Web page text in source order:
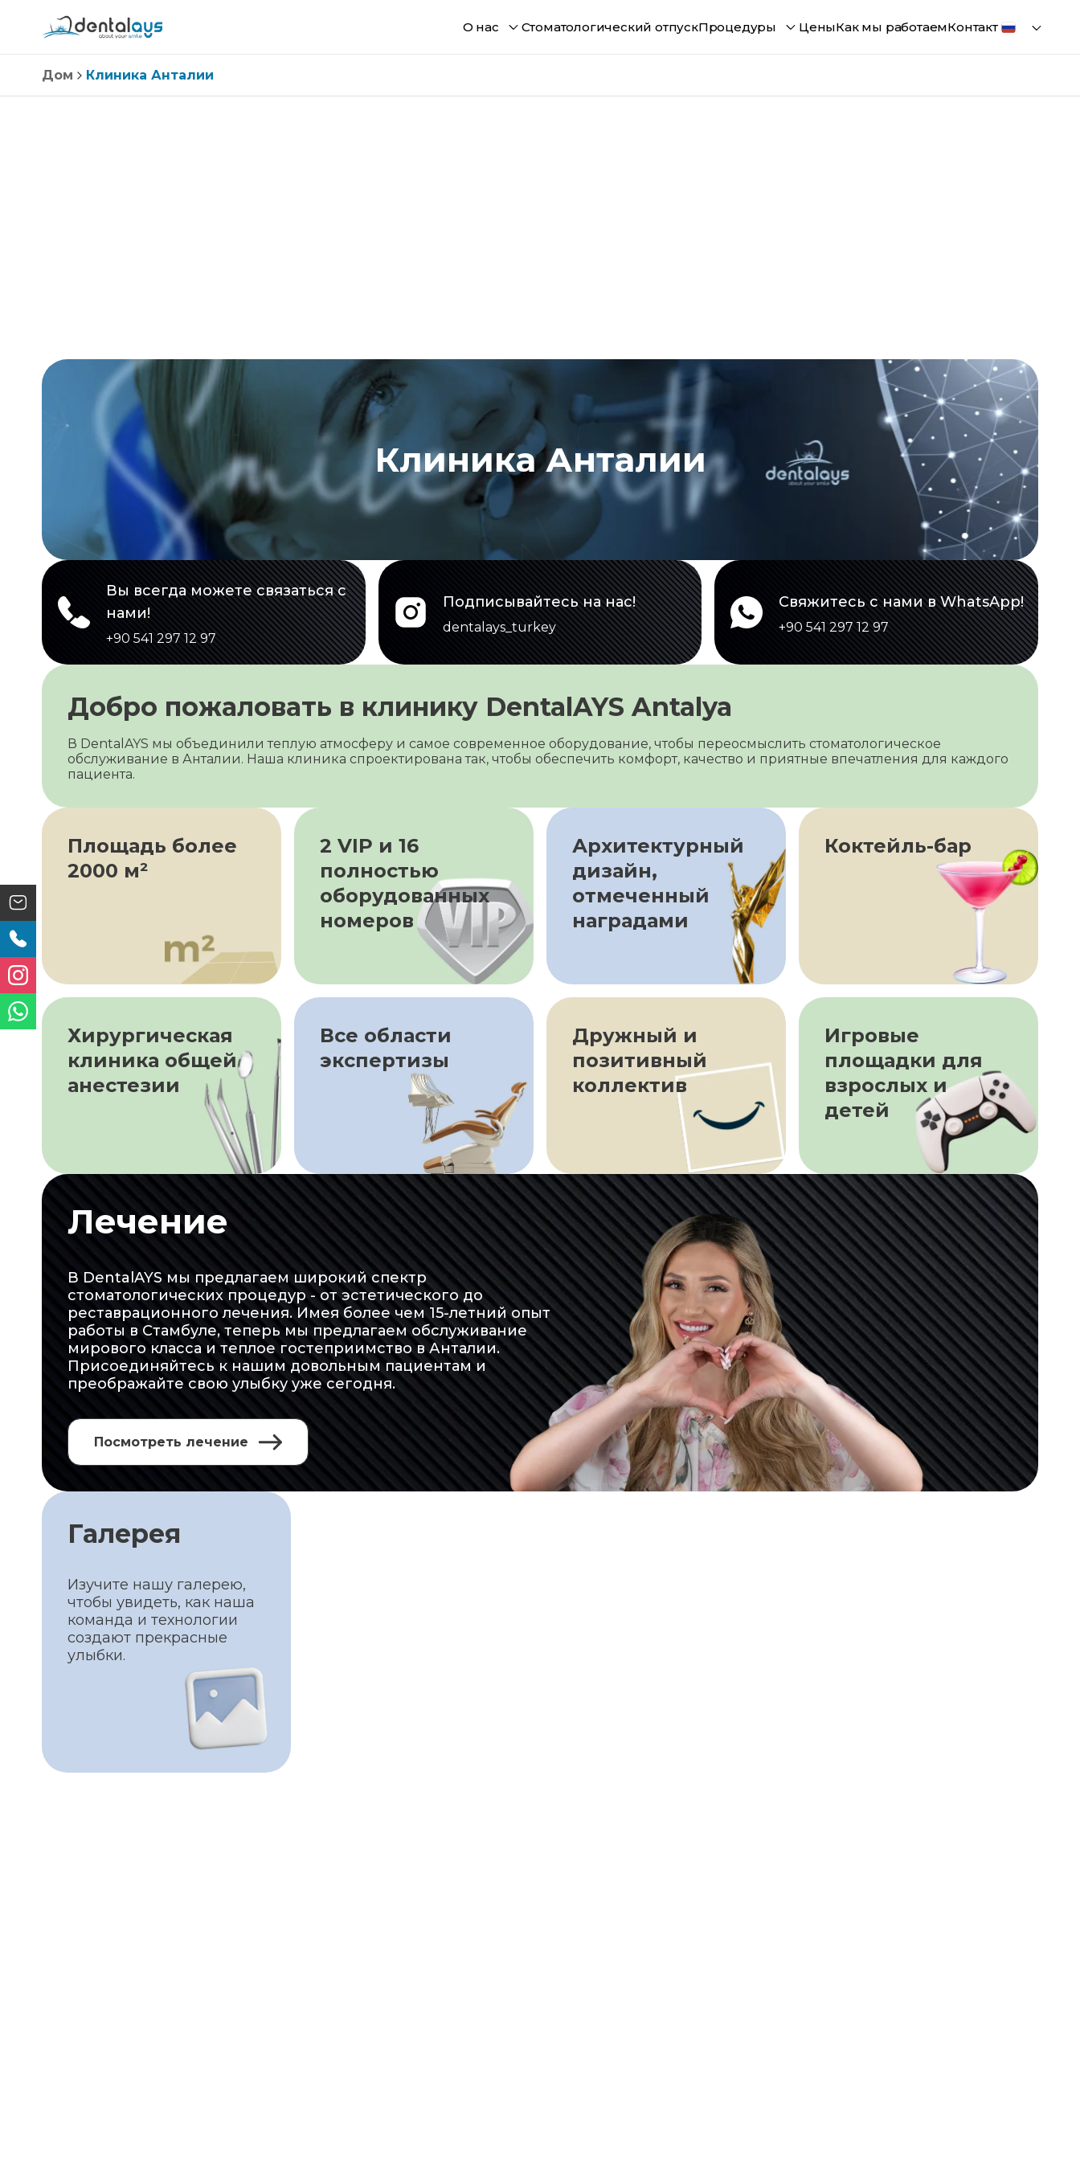
О нас Стоматологический отпускПроцедуры ЦеныКак мы работаемКонтакт
Дом Клиника Анталии
Клиника Анталии
Вы всегда можете связаться с
нами!
+90 541 297 12 97
Подписывайтесь на нас!
dentalays_turkey
Свяжитесь с нами в WhatsApp!
+90 541 297 12 97
Добро пожаловать в клинику DentalAYS Antalya
В DentalAYS мы объединили теплую атмосферу и самое современное оборудование, чтобы переосмыслить стоматологическое
обслуживание в Анталии. Наша клиника спроектирована так, чтобы обеспечить комфорт, качество и приятные впечатления для каждого
пациента.
Площадь более
2000 м²
2 VIP и 16
полностью
оборудованных
номеров
Архитектурный
дизайн,
отмеченный
наградами
Коктейль-бар
Хирургическая
клиника общей
анестезии
Все области
экспертизы
Дружный и
позитивный
коллектив
Игровые
площадки для
взрослых и
детей
Лечение
В DentalAYS мы предлагаем широкий спектр
стоматологических процедур - от эстетического до
реставрационного лечения. Имея более чем 15-летний опыт
работы в Стамбуле, теперь мы предлагаем обслуживание
мирового класса и теплое гостеприимство в Анталии.
Присоединяйтесь к нашим довольным пациентам и
преображайте свою улыбку уже сегодня.
Посмотреть лечение
Галерея
Изучите нашу галерею,
чтобы увидеть, как наша
команда и технологии
создают прекрасные
улыбки.